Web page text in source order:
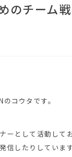
のチーム
コウタです。
ーとして活動し
信したりしています